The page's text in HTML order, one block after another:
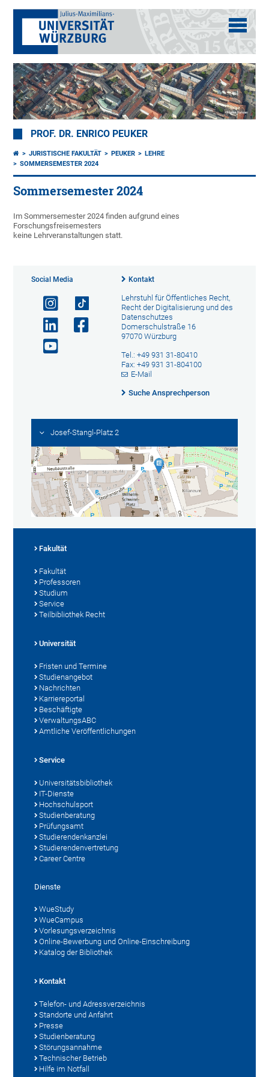
PROF. DR. ENRICO PEUKER
JURISTISCHE FAKULTÄT PEUKER
LEHRE
SOMMERSEMESTER 2024
Sommersemester 2024
Im Sommersemester 2024 finden aufgrund eines
Forschungsfreisemesters
keine Lehrveranstaltungen statt.
Social Media Kontakt
Lehrstuhl für Öffentliches Recht,
Recht der Digitalisierung und des
Datenschutzes
Domerschulstraße 16
97070 Würzburg
Tel.: +49 931 31-80410
Fax: +49 931 31-804100
E-Mail
Suche Ansprechperson
Josef-Stangl-Platz 2
Fakultät
Fakultät
Professoren
Studium
Service
Teilbibliothek Recht
Universität
Fristen und Termine
Studienangebot
Nachrichten
Karriereportal
Beschäftigte
VerwaltungsABC
Amtliche Veröffentlichungen
Service
Universitätsbibliothek
IT-Dienste
Hochschulsport
Studienberatung
Prüfungsamt
Studierendenkanzlei
Studierendenvertretung
Career Centre
Dienste
WueStudy
WueCampus
Vorlesungsverzeichnis
Online-Bewerbung und Online-Einschreibung
Katalog der Bibliothek
Kontakt
Telefon- und Adressverzeichnis
Standorte und Anfahrt
Presse
Studienberatung
Störungsannahme
Technischer Betrieb
Hilfe im Notfall